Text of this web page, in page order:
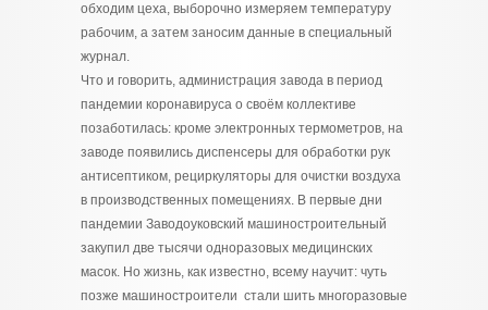
обходим цеха, выборочно измеряем температуру
рабочим, а затем заносим данные в специальный
журнал.
Что и говорить, администрация завода в период
пандемии коронавируса о своём коллективе
позаботилась: кроме электронных термометров, на
заводе появились диспенсеры для обработки рук
антисептиком, рециркуляторы для очистки воздуха
в производственных помещениях. В первые дни
пандемии Заводоуковский машиностроительный
закупил две тысячи одноразовых медицинских
масок. Но жизнь, как известно, всему научит: чуть
позже машиностроители стали шить многоразовые